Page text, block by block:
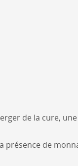
Figurer sur
de la cure, une
présence de